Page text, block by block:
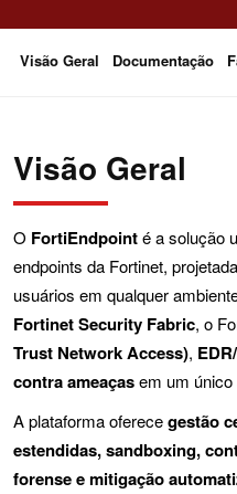
Visão Geral Documentação
Visão Geral
O FortiEndpointé a solução
endpoints da Fortinet,
usuários em qualquer
Fortinet Security Fabric, o
Trust Network Access),
contra ameaçasem um único
A plataforma oferecegestão
estendidas, sandboxing,
forense e mitigação